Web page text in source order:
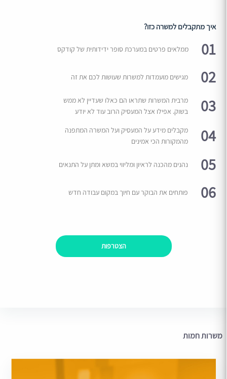
איך מתקבלים למשרה כזו?
01 ממלאים פרטים במערכת סופר ידידותית של קודקס
02 מגישים מועמדות למשרות שעושות לכם את זה
03
מרבית המשרות שתראו הם כאלו שעדיין לא ממש
בשוק. אפילו אצל המעסיק הרוב עוד לא יודע
04
מקבלים מידע על המעסיק ועל המשרה המתפנה
מהמקורות הכי אמינים
05 נהנים מהכנה לראיון ומליווי במשא ומתן על התנאים
06 פותחים את הבוקר עם חיוך במקום עבודה חדש
הצטרפות
משרות חמות